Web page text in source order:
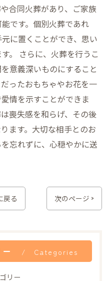
合同火葬があり、ご家族
です。個別火葬であれ
に置くことができ、思い
。 さらに、火葬を行うこ
意義深いものにすること
ったおもちゃやお花を一
情を示すことができま
喪失感を和らげ、その後
ます。大切な相手とのお
忘れずに、心穏やかに送
戻る 次のページ >
Categories
リー